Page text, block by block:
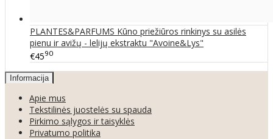
PLANTES&PARFUMS Kūno priežiūros rinkinys su asilės
pienu ir avižų - lelijų ekstraktu "Avoine&Lys"
€4590
Informacija
Apie mus
Tekstilinės juostelės su spauda
Pirkimo sąlygos ir taisyklės
Privatumo politika